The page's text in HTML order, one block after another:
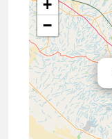
+
−